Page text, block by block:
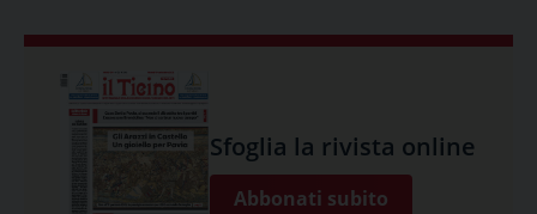
Sfoglia la rivista online
Abbonati subito